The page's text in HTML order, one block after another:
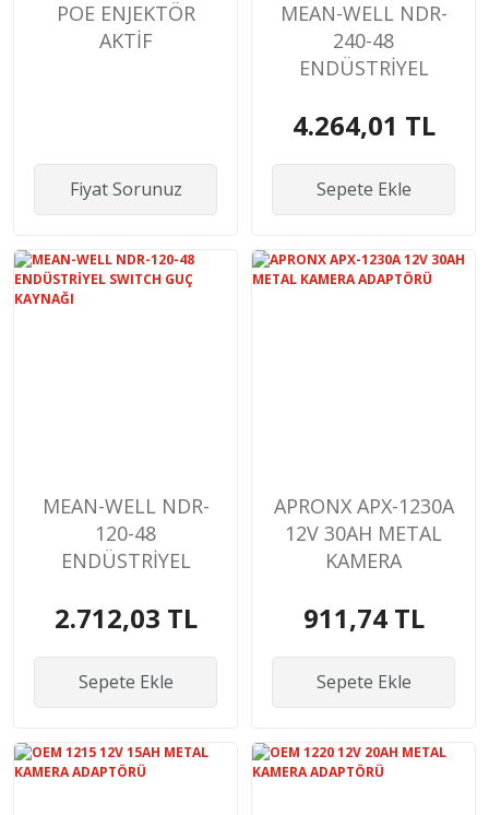
POE ENJEKTÖR
AKTİF
Fiyat Sorunuz
MEAN-WELL NDR-
240-48
ENDÜSTRİYEL
KAYNAĞI
4.264,01 TL
Sepete Ekle
MEAN-WELL NDR-
120-48
ENDÜSTRİYEL
KAYNAĞI
2.712,03 TL
Sepete Ekle
APRONX APX-1230A
12V 30AH METAL
KAMERA
911,74 TL
Sepete Ekle